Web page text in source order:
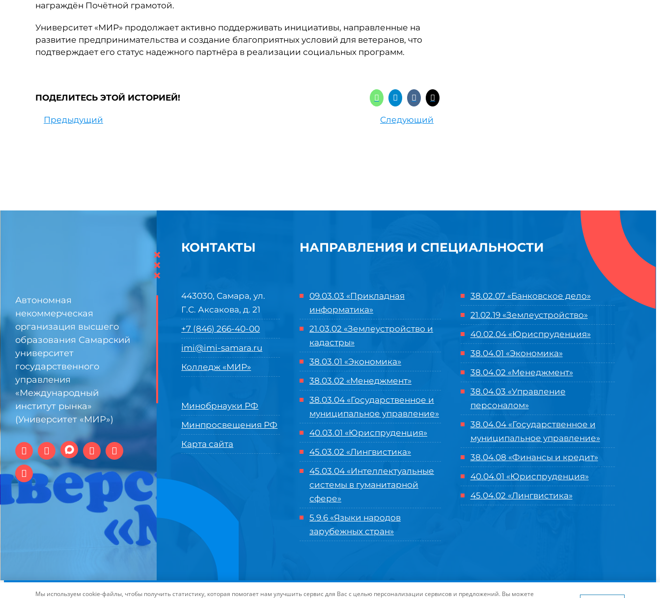
награждён Почётной грамотой.
Университет «МИР» продолжает активно поддерживать инициативы, направленные на
развитие предпринимательства и создание благоприятных условий для ветеранов, что
подтверждает его статус надежного партнёра в реализации социальных программ.
ПОДЕЛИТЕСЬ ЭТОЙ ИСТОРИЕЙ!
Предыдущий Следующий
Автономная
некоммерческая
организация высшего
образования Самарский
университет
государственного
управления
«Международный
институт рынка»
(Университет «МИР»)
×
×
×
КОНТАКТЫ
443030, Самара, ул.
Г.С. Аксакова, д. 21
+7 (846) 266-40-00
imi@imi-samara.ru
Колледж «МИР»
Минобрнауки РФ
Минпросвещения РФ
Карта сайта
НАПРАВЛЕНИЯ И СПЕЦИАЛЬНОСТИ
09.03.03 «Прикладная
информатика»
21.03.02 «Землеустройство и
кадастры»
38.03.01 «Экономика»
38.03.02 «Менеджмент»
38.03.04 «Государственное и
муниципальное управление»
40.03.01 «Юриспруденция»
45.03.02 «Лингвистика»
45.03.04 «Интеллектуальные
системы в гуманитарной
сфере»
5.9.6 «Языки народов
зарубежных стран»
38.02.07 «Банковское дело»
21.02.19 «Землеустройство»
40.02.04 «Юриспруденция»
38.04.01 «Экономика»
38.04.02 «Менеджмент»
38.04.03 «Управление
персоналом»
38.04.04 «Государственное и
муниципальное управление»
38.04.08 «Финансы и кредит»
40.04.01 «Юриспруденция»
45.04.02 «Лингвистика»
Мы используем cookie-файлы, чтобы получить статистику, которая помогает нам улучшить сервис для Вас с целью персонализации сервисов и предложений. Вы можете